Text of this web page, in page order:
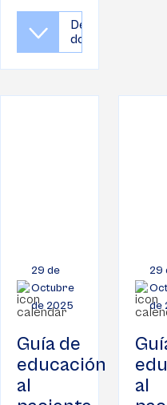
Descargar
documento
29 de
Octubre
de 2025
Guía de
educación
al
29
de
al